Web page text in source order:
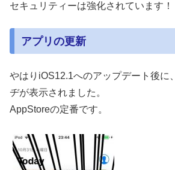
セキュリティーは強化されています！
アプリの更新
やはりiOS12.1へのアップデート後に
ヂが表示されました。
AppStoreの定番です。